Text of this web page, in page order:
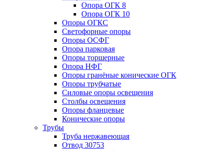
Опора ОГК 8
Опора ОГК 10
Опоры ОГКС
Светофорные опоры
Опоры ОСФГ
Опора парковая
Опоры торшерные
Опора НФГ
Опоры гранёные конические ОГК
Опоры трубчатые
Силовые опоры освещения
Столбы освещения
Опоры фланцевые
Конические опоры
Трубы
Труба нержавеющая
Отвод 30753